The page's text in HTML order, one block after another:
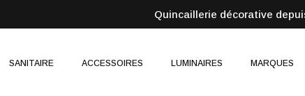
Quincaillerie décorative
SANITAIRE ACCESSOIRES LUMINAIRES MARQUES